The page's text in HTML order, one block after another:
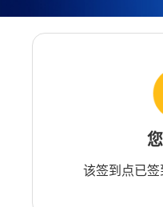
该签到点已签